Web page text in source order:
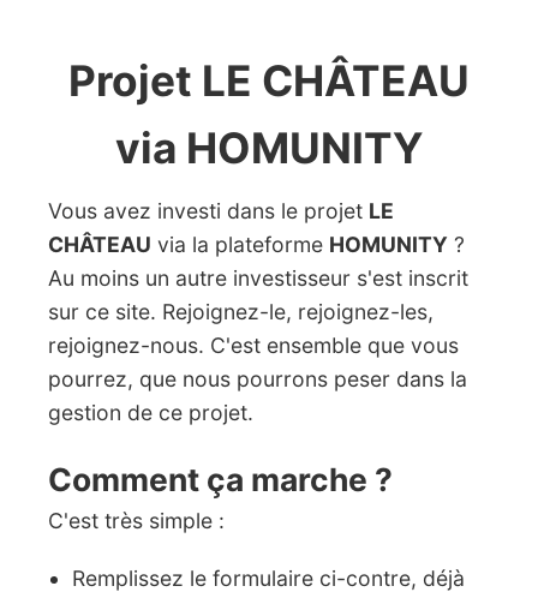
Projet LE CHÂTEAU
via HOMUNITY
Vous avez investi dans le projet LE
CHÂTEAU via la plateforme HOMUNITY ?
Au moins un autre investisseur s'est inscrit
sur ce site. Rejoignez-le, rejoignez-les,
rejoignez-nous. C'est ensemble que vous
pourrez, que nous pourrons peser dans la
gestion de ce projet.
Comment ça marche ?
C'est très simple :
Remplissez le formulaire ci-contre, déjà